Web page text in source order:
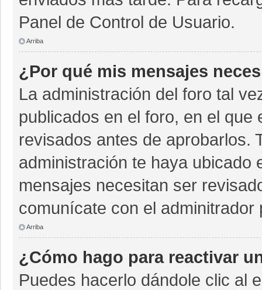
Panel de Control de Usuario.
Arriba
¿Por qué mis mensajes
La administración del foro tal
publicados en el foro, en el
revisados antes de aprobarlos.
administración te haya ubicado
mensajes necesitan ser
comunícate con el
Arriba
¿Cómo hago para reactivar
Puedes hacerlo dándole clic al